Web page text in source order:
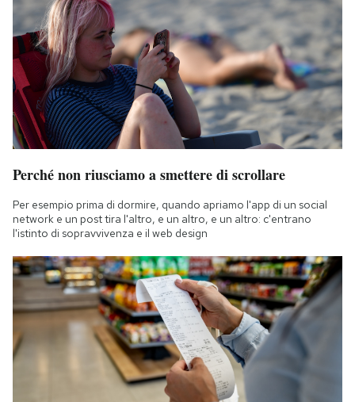
Perché non riusciamo a smettere di scrollare
Per esempio prima di dormire, quando apriamo l'app di un social
network e un post tira l'altro, e un altro, e un altro: c'entrano
l'istinto di sopravvivenza e il web design